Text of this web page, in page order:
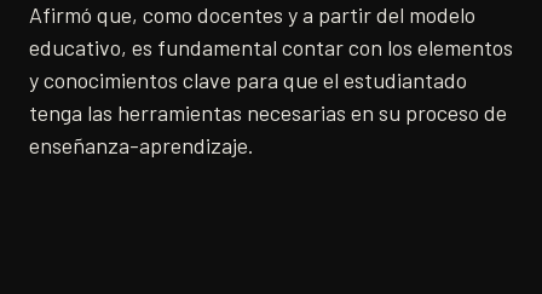
Afirmó que, como docentes y a partir del modelo
educativo, es fundamental contar con los elementos
y conocimientos clave para que el estudiantado
tenga las herramientas necesarias en su proceso de
enseñanza-aprendizaje.